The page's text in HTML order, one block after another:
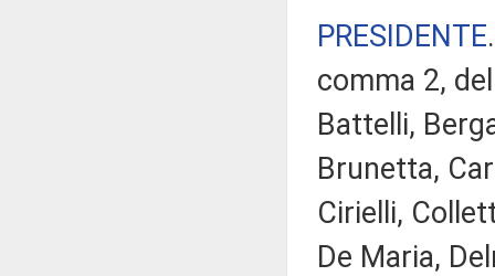
PRESIDENTE
comma 2,
Battelli,
Brunetta,
Cirielli,
De Maria,